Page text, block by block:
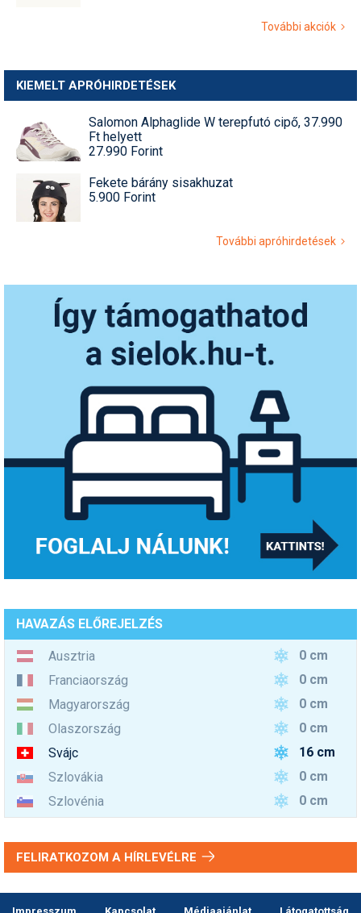
További akciók
KIEMELT APRÓHIRDETÉSEK
Salomon Alphaglide W terepfutó cipő, 37.990
Ft helyett
27.990 Forint
Fekete bárány sisakhuzat
5.900 Forint
További apróhirdetések
HAVAZÁS ELŐREJELZÉS
Ausztria
0 cm
Franciaország
0 cm
Magyarország
0 cm
Olaszország
0 cm
Svájc
16 cm
Szlovákia
0 cm
Szlovénia
0 cm
FELIRATKOZOM A HÍRLEVÉLRE